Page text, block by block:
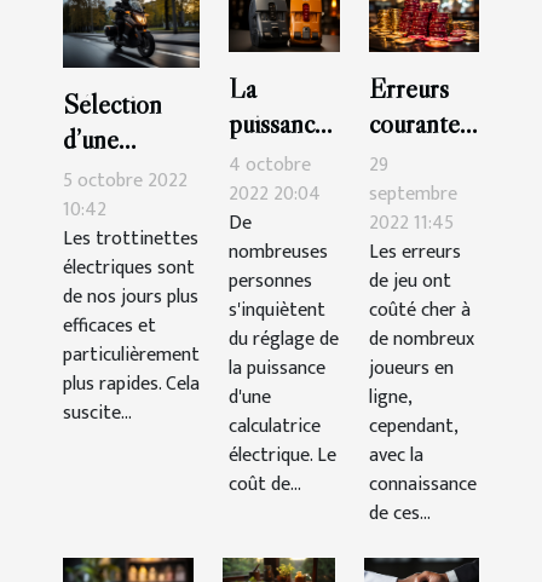
Sélection
d’une
trottinette
électrique :
voici 3
critères
5 octobre 2022
10:42
Les trottinettes
électriques sont
de nos jours plus
efficaces et
particulièrement
plus rapides. Cela
suscite...
La
puissance
de
compteur
: quel est
le
meilleur
choix ?
4 octobre
2022 20:04
De
nombreuses
personnes
s'inquiètent
du réglage de
la puissance
d'une
calculatrice
électrique. Le
coût de...
Erreurs
courantes
que vous
devriez
éviter au
casino
29
septembre
2022 11:45
Les erreurs
de jeu ont
coûté cher à
de nombreux
joueurs en
ligne,
cependant,
avec la
connaissance
de ces...